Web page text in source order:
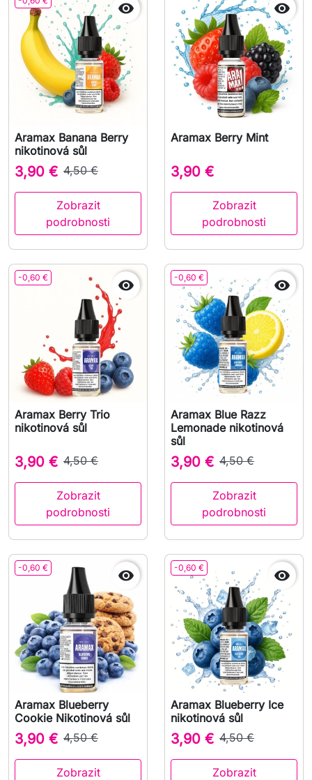

Aramax Banana Berry
nikotinová sůl
3,90 € 4,50 €
Zobrazit
podrobnosti

Aramax Berry Mint
3,90 €
Zobrazit
podrobnosti
-0,60 € 
Aramax Berry Trio
nikotinová sůl
3,90 € 4,50 €
Zobrazit
podrobnosti
-0,60 € 
Aramax Blue Razz
Lemonade nikotinová
sůl
3,90 € 4,50 €
Zobrazit
podrobnosti
-0,60 € 
Aramax Blueberry
Cookie Nikotinová sůl
3,90 € 4,50 €
Zobrazit
-0,60 € 
Aramax Blueberry Ice
nikotinová sůl
3,90 € 4,50 €
Zobrazit